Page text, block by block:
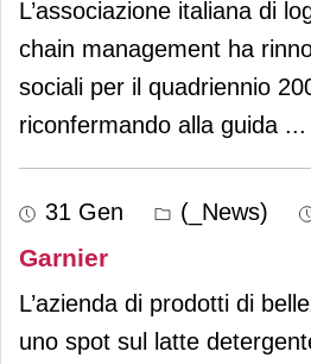
L’associazione italiana di
chain management ha
sociali per il quadriennio
riconfermando alla guida ...
31 Gen (_News)
Garnier
L’azienda di prodotti di
uno spot sul latte